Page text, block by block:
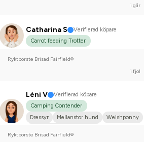
i går
Catharina S
Verifierad köpare
Carrot feeding Trotter
Ryktborste Brisad Fairfield®
i fjol
Léni V
Verifierad köpare
Camping Contender
Dressyr
Mellanstor hund
Welshponny
Ryktborste Brisad Fairfield®